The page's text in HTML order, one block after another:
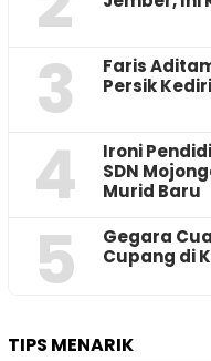
3
Faris
Persik Kediri
4
Ironi
SDN
Murid Baru
5
‎Gegara
Cupang di
TIPS MENARIK